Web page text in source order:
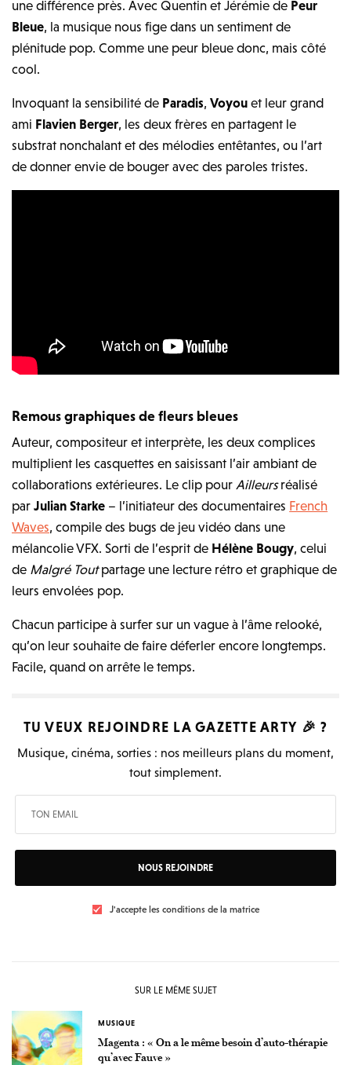
une différence près. Avec Quentin et Jérémie de Peur
Bleue, la musique nous fige dans un sentiment de
plénitude pop. Comme une peur bleue donc, mais côté
cool.
Invoquant la sensibilité de Paradis,Voyou et leur grand
ami Flavien Berger, les deux frères en partagent le
substrat nonchalant et des mélodies entêtantes, ou l’art
de donner envie de bouger avec des paroles tristes.
Remous graphiques de fleurs bleues
Auteur, compositeur et interprète, les deux complices
multiplient les casquettes en saisissant l’air ambiant de
collaborations extérieures. Le clip pour Ailleursréalisé
parJulian Starke – l’initiateur des documentaires French
Waves, compile des bugs de jeu vidéo dans une
mélancolie VFX. Sorti de l’esprit de Hélène Bougy, celui
de Malgré Toutpartage une lecture rétro et graphique de
leurs envolées pop.
Chacun participe à surfer sur un vague à l’âme relooké,
qu’on leur souhaite de faire déferler encore longtemps.
Facile, quand on arrête le temps.
TU VEUX REJOINDRE LAGAZETTE ARTY 🎉 ?
Musique, cinéma, sorties : nos meilleurs plans du moment,
tout simplement.
NOUS REJOINDRE
J'accepte les conditions de la matrice
SUR LE MÊME SUJET
MUSIQUE
Magenta : « On a le même besoin d’auto-thérapie
qu’avec Fauve »